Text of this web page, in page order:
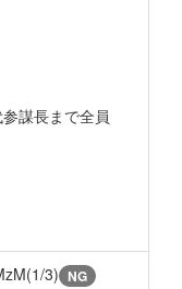
謀長まで全員
3) NG